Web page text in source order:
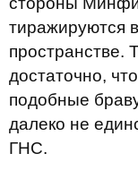
тиражируются
пространстве.
достаточно,
подобные
далеко не
ГНС.